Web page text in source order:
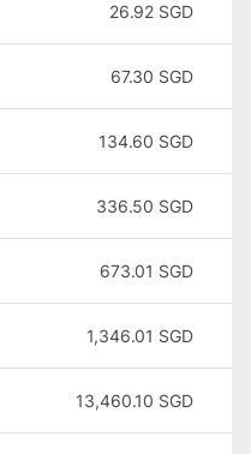
26.92 SGD
67.30 SGD
134.60 SGD
336.50 SGD
673.01 SGD
1,346.01 SGD
13,460.10 SGD